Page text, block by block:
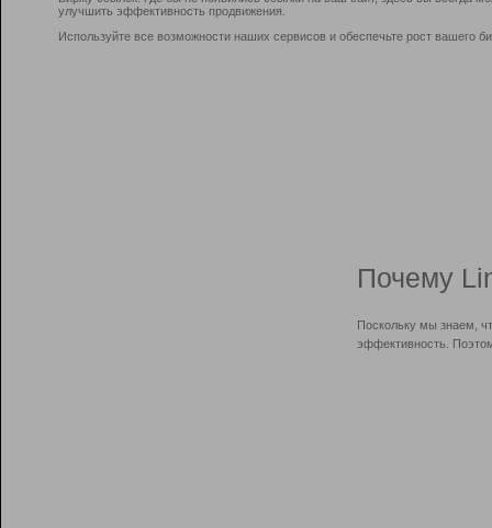
улучшить эффективность продвижения.
Используйте все возможности наших сервисов и обеспечьте рост вашего
Почему
Поскольку мы знаем,
эффективность.